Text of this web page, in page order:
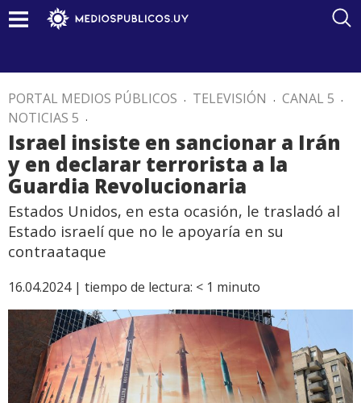
PORTAL MEDIOS PÚBLICOS . TELEVISIÓN . CANAL 5 .
NOTICIAS 5 .
Israel insiste en sancionar a Irán
y en declarar terrorista a la
Guardia Revolucionaria
Estados Unidos, en esta ocasión, le trasladó al
Estado israelí que no le apoyaría en su
contraataque
16.04.2024 | tiempo de lectura: < 1 minuto